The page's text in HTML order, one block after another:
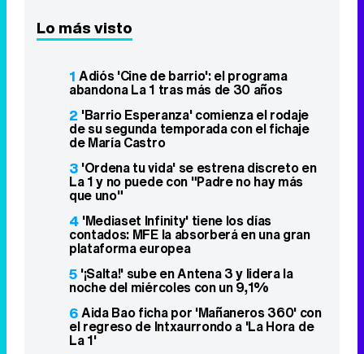
Lo más visto
1 Adiós 'Cine de barrio': el programa
abandona La 1 tras más de 30 años
2 'Barrio Esperanza' comienza el rodaje
de su segunda temporada con el fichaje
de María Castro
3 'Ordena tu vida' se estrena discreto en
La 1 y no puede con "Padre no hay más
que uno"
4 'Mediaset Infinity' tiene los días
contados: MFE la absorberá en una gran
plataforma europea
5 '¡Salta!' sube en Antena 3 y lidera la
noche del miércoles con un 9,1%
6Aida Bao ficha por 'Mañaneros 360' con
el regreso de Intxaurrondo a 'La Hora de
La 1'